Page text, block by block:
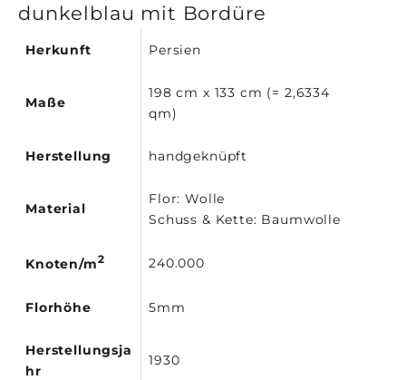
dunkelblau mit Bordüre
Herkunft Persien
Maße
198 cm x 133 cm (= 2,6334
qm)
Herstellung handgeknüpft
Material
Flor: Wolle
Schuss & Kette: Baumwolle
Knoten/m2 240.000
Florhöhe 5mm
Herstellungsja
hr
1930